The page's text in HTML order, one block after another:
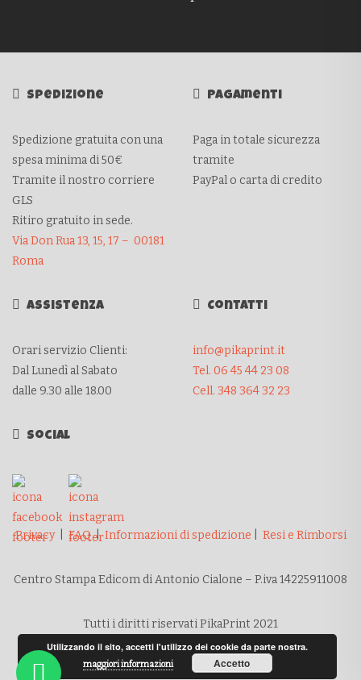
Spedizione
Spedizione gratuita con una
spesa minima di 50€
Tramite il nostro corriere
GLS
Ritiro gratuito in sede.
Via Don Rua 13, 15, 17 – 00181
Roma
Pagamenti
Paga in totale sicurezza
tramite
PayPal o carta di credito
Assistenza
Orari servizio Clienti:
Dal Lunedì al Sabato
dalle 9.30 alle 18.00
Contatti
info@pikaprint.it
Tel. 06 45 44 23 08
Cell. 348 364 32 23
Social
Privacy| FAQ|Informazioni di spedizione Resi e Rimborsi
Centro Stampa Edicom di Antonio Cialone – P.iva 14225911008
Tutti i diritti riservati PikaPrint 2021
Utilizzando il sito, accetti l'utilizzo dei cookie da parte nostra.
maggiori informazioni Accetto